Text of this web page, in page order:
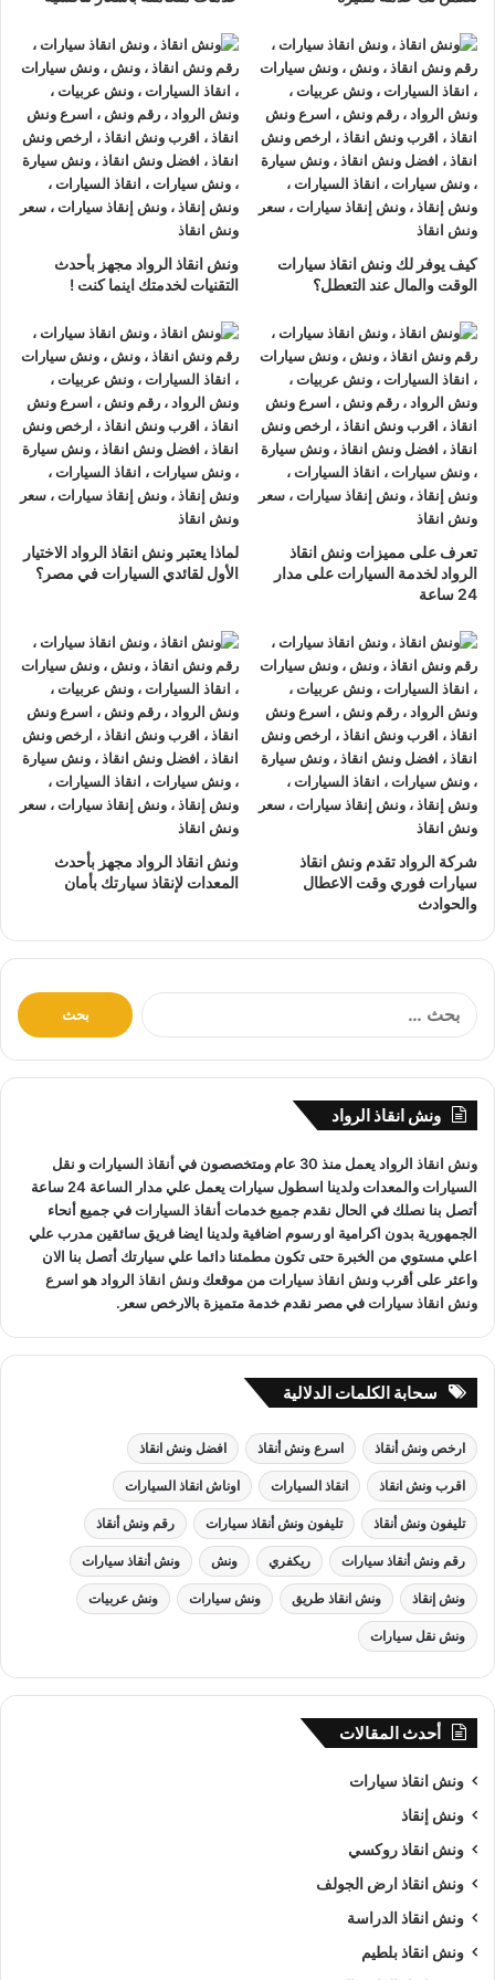
تحرص شركة الرواد لانقاذ السيارات على تقديم اقلسعر ونش
سياراتو اسعار عادلة تناسب جميع العملاء دون مبالغة او رسوم
خفية فنحن نقدم افضل تكلفة لخدمة ونش انقاذ سياراتاليوم بناء
على نوع السيارة و المسافة المقطوعة مع التاكيد على توضيح سعر
ونش انقاذ قبل تنفيذ الخدمة كما نوفر عروضا مميزة للعملاء الدائمين
تصل الي خصم 50% لضمان حصولهم على
ونش انقاذ سيارات
بأعلى جودة و اقل تكلفة ممكنة لان الشفافية هي شعارنا و الرضا
التام هو هدفنا.
من هو افضل ونش انقاذ سيارات
اذا كنت تبحث عن افضل ونش سيارات فان ونش انقاذ
الرواد هو
الخيار الامثل لك حيث نخدم جميع مناطق القاهرة الكبرى ولدينا
ونش انقاذ في مصر الجديدةوونش انقاذ في المعاديوونش انقاذ
في التجمعوونش انقاذ في 6 اكتوبر وونش انقاذ في المهندسينو
نوفر تغطية شاملة باحدثسيارات الانقاذ السريع ونلتزم بوصول
ونش انقاذ السيارات الي موقعك في اسرع وقت ممكن ومعاملة
سيارتك بعناية فإن عملاؤنا يثقون بنا لاننا نعمل بجدية ومصداقية،
ونقدم دائما خدمة تفوق التوقعات.
ارخص ونش انقاذ سيارات
ونش انقاذ
تعطل السيارة المفاجئ لم يعد مصدر قلق بعد الان مع ونش انقاذ
الرواد فنحن نوفر خدمةونش انقاذ سياراتسريع لانقاذ السيارات
اينما كنت في القاهرة او المحافظات.
سواء كان السبب انفجار اطار او توقف المحرك بشكل مفاجي او
حادث لاقدر اللة فنحن لدينا
الحل السريع و الامن فكل ما عليك هو
الاتصال بنا عليرقم ونش انقاذ سياراتوسوف يتولى فريقنا
المتخصصون التعامل مع الموقف بدقة و احترافية تامة حتى تصل
افضل ونش انقاذ سيارات–
افضل
ونش انقاذ
تعتبر شركة الرواد لانقاذ السيارات من الشركات الرائدة في مجال
انقاذ السياراتحيث توفر شبكة واسعة من
المدن حيث تمتلك الشركة اسطول حديث مناوناش انقاذ السيارات
المجهزة باحدث وسائل الامان والراحة مما يجعل عملية نقل
السيارات امنة تماما.
تتميز خدمةسحب السياراتمن ونش الرواد بسرعة الاستجابة على
مدار 24 ساعة مع فريق دعم فني جاهز للوصول الى موقع العميل
في اسرع وقت ممكن سواء كانت السيارة تعرضت لحادث او توقفت
الدعم الفوري حيث نلتزم في
ونش انقاذ
تامة وضمان سلامة السيارة في كل خطوة من عملية
رفع السيارةاو سحب السيارة.
كيف يوفر لك ونش انقاذ سيارات
الوقت والمال عند التعطل؟
ونش انقاذ الرواد مجهز بأحدث
التقنيات لخدمتك اينما كنت !
تعرف على مميزات ونش انقاذ
الرواد لخدمة السيارات على مدار
24 ساعة
لماذا يعتبر ونش انقاذ الرواد الاختيار
الأول لقائدي السيارات في مصر؟
شركة الرواد تقدم ونش انقاذ
سيارات فوري وقت الاعطال
والحوادث
ونش انقاذ الرواد مجهز بأحدث
المعدات لإنقاذ سيارتك بأمان
:
ونش انقاذ الرواد
ونش انقاذ الرواد يعمل منذ 30 عام ومتخصصون في أنقاذ السياراتو نقل
السيارات
والمعدات ولدينا اسطول سيارات يعمل علي مدار الساعة 24 ساعة
أتصل بنا نصلك في الحال نقدم جميع خدماتأنقاذ السياراتفي جميع أنحاء
الجمهورية بدون اكرامية او رسوم اضافية ولدينا ايضا فريق سائقين مدرب علي
اعلي مستوي من الخبرة حتى تكون مطمئنا دائما علي سيارتك أتصل بنا الان
واعثر علىأقرب ونش انقاذ سياراتمن موقعك ونش انقاذ الرواد هو اسرع
ونش انقاذ سياراتفي مصر نقدم خدمة متميزة بالارخص سعر.
سحابة الكلمات الدلالية
ارخص ونش أنقاذ اسرع ونش أنقاذ افضل ونش انقاذ
اقرب ونش انقاذ انقاذ السيارات اوناش انقاذ السيارات
تليفون ونش أنقاذ تليفون ونش أنقاذ سيارات رقم ونش أنقاذ
رقم ونش أنقاذ سيارات ريكفري ونش ونش أنقاذ سيارات
ونش إنقاذ ونش انقاذ طريق ونش سيارات ونش عربيات
ونش نقل سيارات
أحدث المقالات
ونش انقاذ سيارات
ونش إنقاذ
ونش انقاذ روكسي
ونش انقاذ ارض الجولف
ونش انقاذ الدراسة
ونش انقاذ بلطيم